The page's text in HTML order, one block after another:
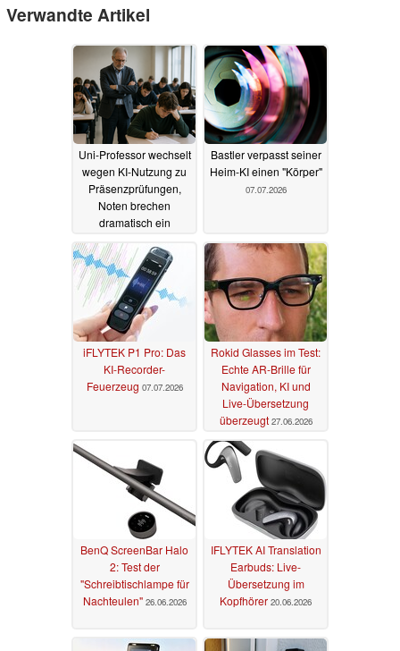
Verwandte Artikel
Uni-Professor wechselt
wegen KI-Nutzung zu
Präsenzprüfungen,
Noten brechen
dramatisch ein
10.07.2026
Bastler verpasst seiner
Heim-KI einen "Körper"
07.07.2026
iFLYTEK P1 Pro: Das
KI-Recorder-
Feuerzeug 07.07.2026
Rokid Glasses im Test:
Echte AR-Brille für
Navigation, KI und
Live-Übersetzung
überzeugt 27.06.2026
BenQ ScreenBar Halo
2: Test der
"Schreibtischlampe für
Nachteulen" 26.06.2026
IFLYTEK AI Translation
Earbuds: Live-
Übersetzung im
Kopfhörer 20.06.2026